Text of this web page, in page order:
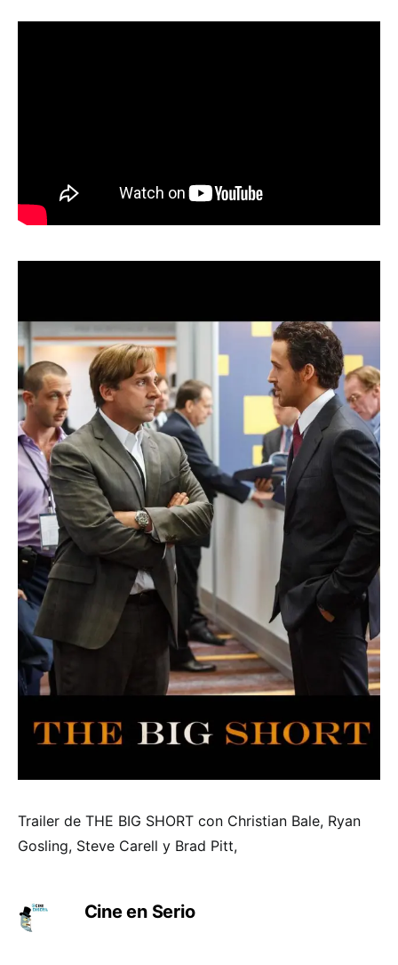
Trailer de THE BIG SHORT con Christian Bale, Ryan
Gosling, Steve Carell y Brad Pitt,
Cine en Serio